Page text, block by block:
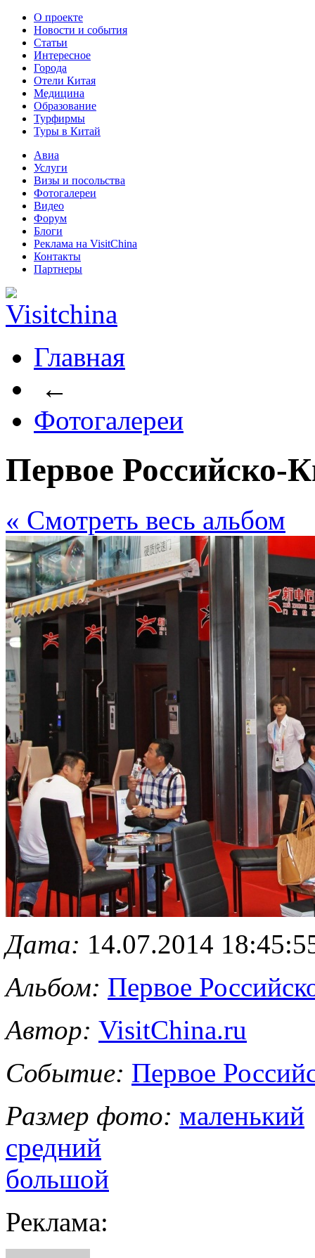
О проекте
Новости и события
Статьи
Интересное
Города
Отели Китая
Медицина
Образование
Турфирмы
Туры в Китай
Авиа
Услуги
Визы и посольства
Фотогалереи
Видео
Форум
Блоги
Реклама на VisitChina
Контакты
Партнеры
Главная
←
Фотогалереи
Первое
« Cмотреть весь альбом
Дата: 14.07.2014
Альбом: Первое
Автор: VisitChina.ru
Событие: Первое
Размер фото: маленький
средний
большой
Реклама: